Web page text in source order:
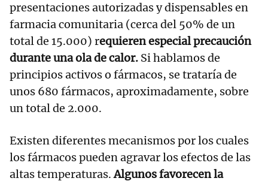
presentaciones autorizadas y dispensables en
farmacia comunitaria (cerca del 50% de un
total de 15.000) requieren especial precaución
durante una ola de calor. Si hablamos de
principios activos o fármacos, se trataría de
unos 680 fármacos, aproximadamente, sobre
un total de 2.000.
Existen diferentes mecanismos por los cuales
los fármacos pueden agravar los efectos de las
altas temperaturas.Algunos favorecen la